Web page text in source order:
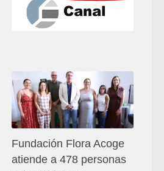
Fundación Flora Acoge
atiende a 478 personas